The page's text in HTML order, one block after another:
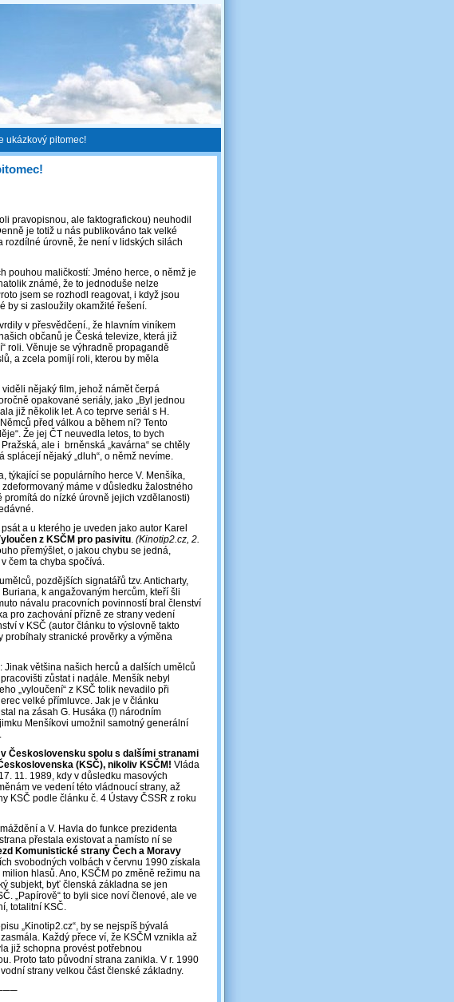
ukázkový pitomec!
pravopisnou, ale faktografickou) neuhodil
je totiž u nás publikováno tak velké
úrovně, že není v lidských silách
pouhou maličkostí: Jméno herce, o němž je
známé, že to jednoduše nelze
jsem se rozhodl reagovat, i když jsou
by si zasloužily okamžité řešení.
v přesvědčení., že hlavním viníkem
občanů je Česká televize, která již
roli. Věnuje se výhradně propagandě
a zcela pomíjí roli, kterou by měla
nějaký film, jehož námět čerpá
opakované seriály, jako „Byl jednou
již několik let. A co teprve seriál s H.
před válkou a během ní? Tento
Že jej ČT neuvedla letos, to bych
ale i brněnská „kavárna“ se chtěly
nějaký „dluh“, o němž nevíme.
týkající se populárního herce V. Menšíka,
máme v důsledku žalostného
do nízké úrovně jejich vzdělanosti)
a u kterého je uveden jako autor Karel
z KSČM pro pasivitu. (Kinotip2.cz, 2.
přemýšlet, o jakou chybu se jedná,
čem ta chyba spočívá.
pozdějších signatářů tzv. Anticharty,
k angažovaným hercům, kteří šli
návalu pracovních povinností bral členství
pro zachování přízně ze strany vedení
v KSČ (autor článku to výslovně takto
probíhaly stranické prověrky a výměna
Jinak většina našich herců a dalších umělců
zůstat i nadále. Menšík nebyl
„vyloučení“ z KSČ tolik nevadilo při
velké přímluvce. Jak je v článku
na zásah G. Husáka (!) národním
Menšíkovi umožnil samotný generální
Československu spolu s dalšími stranami
(KSČ), nikoliv KSČM! Vláda
11. 1989, kdy v důsledku masových
ve vedení této vládnoucí strany, až
KSČ podle článku č. 4 Ústavy ČSSR z roku
a V. Havla do funkce prezidenta
přestala existovat a namísto ní se
Komunistické strany Čech a Moravy
svobodných volbách v červnu 1990 získala
hlasů. Ano, KSČM po změně režimu na
subjekt, byť členská základna se jen
„Papírově“ to byli sice noví členové, ale ve
totalitní KSČ.
„Kinotip2.cz“, by se nejspíš bývalá
Každý přece ví, že KSČM vznikla až
již schopna provést potřebnou
Proto tato původní strana zanikla. V r. 1990
strany velkou část členské základny.